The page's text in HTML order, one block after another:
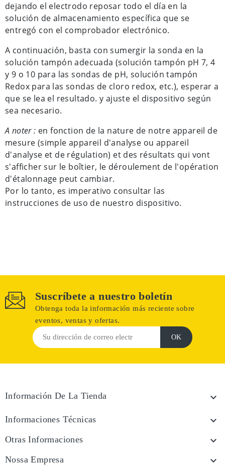
dejando el electrodo reposar todo el día en la
solución de almacenamiento específica que se
entregó con el comprobador electrónico.
A continuación, basta con sumergir la sonda en la
solución tampón adecuada (solución tampón pH 7, 4
y 9 o 10 para las sondas de pH, solución tampón
Redox para las sondas de cloro redox, etc.), esperar a
que se lea el resultado. y ajuste el dispositivo según
sea necesario.
A noter : en fonction de la nature de notre appareil de
mesure (simple appareil d'analyse ou appareil
d'analyse et de régulation) et des résultats qui vont
s'afficher sur le boîtier, le déroulement de l'opération
d'étalonnage peut cambiar.
Por lo tanto, es imperativo consultar las
instrucciones de uso de nuestro dispositivo.
Suscríbete a nuestro boletín
Obtenga toda la información más reciente sobre
eventos, ventas y ofertas.
Información De La Tienda 
Informaciones Técnicas 
Otras Informaciones 
Nossa Empresa 